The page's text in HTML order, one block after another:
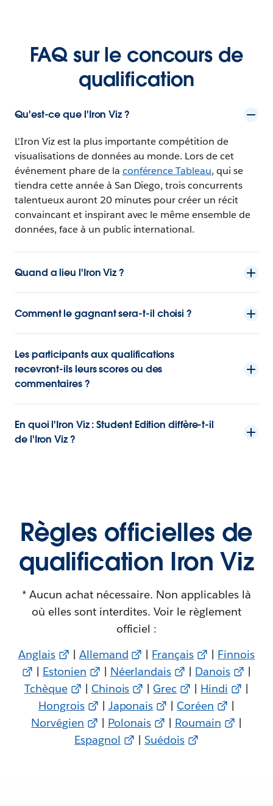
FAQ sur le concours de
qualification
Qu'est-ce que l'Iron Viz ?
L'Iron Viz est la plus importante compétition de
visualisations de données au monde. Lors de cet
événement phare de la conférence Tableau, qui se
tiendra cette année à San Diego, trois concurrents
talentueux auront 20 minutes pour créer un récit
convaincant et inspirant avec le même ensemble de
données, face à un public international.
Quand a lieu l'Iron Viz ?
Comment le gagnant sera-t-il choisi ?
Les participants aux qualifications
recevront-ils leurs scores ou des
commentaires ?
En quoi l'Iron Viz : Student Edition diffère-t-il
de l'Iron Viz ?
Règles officielles de
qualification Iron Viz
* Aucun achat nécessaire. Non applicables là
où elles sont interdites. Voir le règlement
officiel :
Anglais
| Allemand | Français | Finnois
| Estonien | Néerlandais | Danois
|
Tchèque
| Chinois |Grec | Hindi
|
Hongrois
| Japonais |Coréen
|
Norvégien
| Polonais | Roumain
|
Espagnol
| Suédois